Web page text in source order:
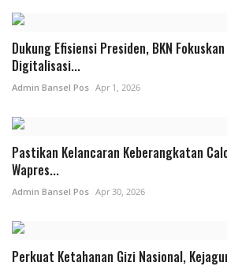
Dukung Efisiensi Presiden, BKN
Digitalisasi...
Admin Bansel Pos Apr 1, 2026
Pastikan Kelancaran Keberangkatan
Wapres...
Admin Bansel Pos Apr 30, 2026
Perkuat Ketahanan Gizi Nasional,